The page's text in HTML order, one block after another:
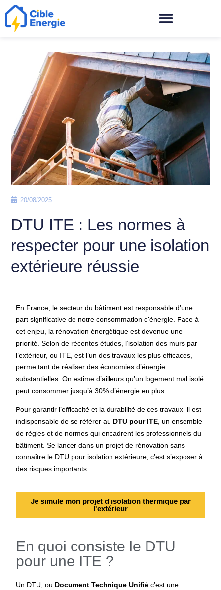
20/08/2025
DTU ITE : Les normes à
respecter pour une isolation
extérieure réussie
En France, le secteur du bâtiment est responsable d’une
part significative de notre consommation d’énergie. Face à
cet enjeu, la rénovation énergétique est devenue une
priorité. Selon de récentes études, l’isolation des murs par
l’extérieur, ou ITE, est l’un des travaux les plus efficaces,
permettant de réaliser des économies d’énergie
substantielles. On estime d’ailleurs qu’un logement mal isolé
peut consommer jusqu’à 30% d’énergie en plus.
Pour garantir l’efficacité et la durabilité de ces travaux, il est
indispensable de se référer au DTU pour ITE , un ensemble
de règles et de normes qui encadrent les professionnels du
bâtiment. Se lancer dans un projet de rénovation sans
connaître le DTU pour isolation extérieure , c’est s’exposer à
des risques importants.
Je simule mon projet d'isolation thermique par
l'extérieur
En quoi consiste le DTU
pour une ITE ?
Un DTU, ou Document Technique Unifié c’est une